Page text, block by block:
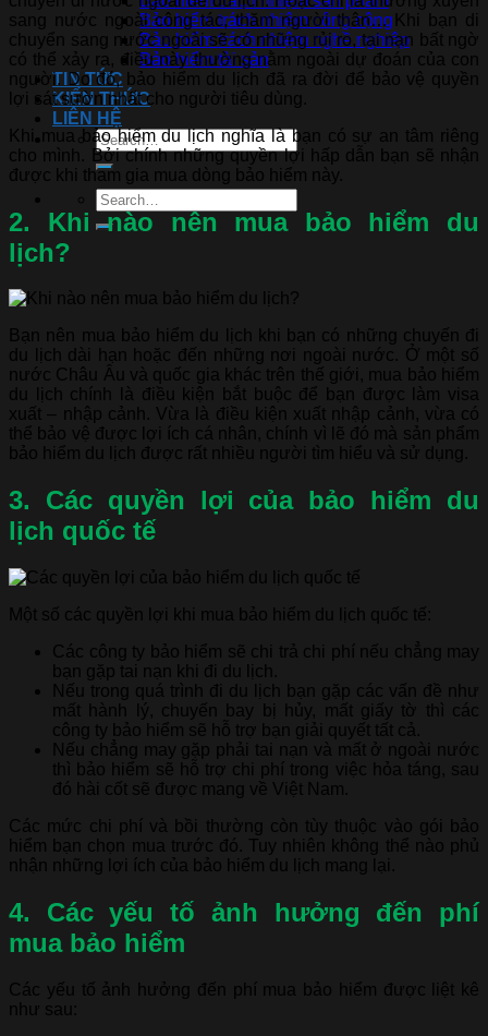
Bảo hiểm trách nhiệm công cộng
Bảo hiểm trách nhiệm nghề nghiệp
Bảo hiểm tài sản
TIN TỨC
KIẾN THỨC
LIÊN HỆ
sang nước ngoài công tác, thăm người thân… Khi bạn di
chuyển sang nước ngoài sẽ có những rủi ro, tai nạn bất ngờ
có thể xảy ra, điều này thường nằm ngoài dự đoán của con
người. Do đó, bảo hiểm du lịch đã ra đời để bảo vệ quyền
lợi sát sườn nhất cho người tiêu dùng.
Khi mua bảo hiểm du lịch nghĩa là bạn có sự an tâm riêng
cho mình. Bởi chính những quyền lợi hấp dẫn bạn sẽ nhận
được khi tham gia mua dòng bảo hiểm này.
2. Khi nào nên mua bảo hiểm du
lịch?
Bạn nên mua bảo hiểm du lịch khi bạn có những chuyến đi
du lịch dài hạn hoặc đến những nơi ngoài nước. Ở một số
nước Châu Âu và quốc gia khác trên thế giới, mua bảo hiểm
du lịch chính là điều kiện bắt buộc để bạn được làm visa
xuất – nhập cảnh. Vừa là điều kiện xuất nhập cảnh, vừa có
thể bảo vệ được lợi ích cá nhân, chính vì lẽ đó mà sản phẩm
bảo hiểm du lịch được rất nhiều người tìm hiểu và sử dụng.
3. Các quyền lợi của bảo hiểm du
lịch quốc tế
Một số các quyền lợi khi mua bảo hiểm du lịch quốc tế:
Các công ty bảo hiểm sẽ chi trả chi phí nếu chẳng may
bạn gặp tai nạn khi đi du lịch.
Nếu trong quá trình đi du lịch bạn gặp các vấn đề như
mất hành lý, chuyến bay bị hủy, mất giấy tờ thì các
công ty bảo hiểm sẽ hỗ trợ bạn giải quyết tất cả.
Nếu chẳng may gặp phải tai nạn và mất ở ngoài nước
thì bảo hiểm sẽ hỗ trợ chi phí trong việc hỏa táng, sau
đó hài cốt sẽ được mang về Việt Nam.
Các mức chi phí và bồi thường còn tùy thuộc vào gói bảo
hiểm bạn chọn mua trước đó. Tuy nhiên không thể nào phủ
nhận những lợi ích của bảo hiểm du lịch mang lại.
4. Các yếu tố ảnh hưởng đến phí
mua bảo hiểm
Các yếu tố ảnh hưởng đến phí mua bảo hiểm được liệt kê
như sau: